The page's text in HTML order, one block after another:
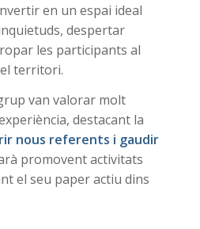
en un espai ideal
despertar
les participants al
territori.
van valorar molt
destacant la
nous referents i gaudir
promovent activitats
el seu paper actiu dins